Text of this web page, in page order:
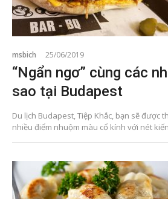
msbich 25/06/2019
“Ngẩn ngơ” cùng các
sao tại Budapest
Du lịch Budapest, Tiệp Khắc, bạn sẽ được
nhiều điểm nhuộm màu cổ kính với nét